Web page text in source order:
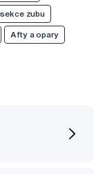
zubu
Afty a opary